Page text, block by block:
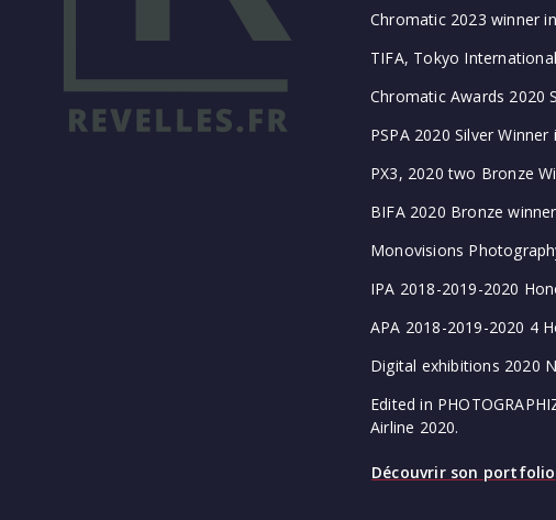
Chromatic 2023 winner
TIFA, Tokyo
Chromatic Awards 2020
PSPA 2020 Silver
PX3, 2020 two Bronze
BIFA 2020 Bronze
Monovisions
IPA 2018-2019-2020
APA 2018-2019-2020 4
Digital exhibitions 2020
Edited in
Airline 2020.
Découvrir son portfolio